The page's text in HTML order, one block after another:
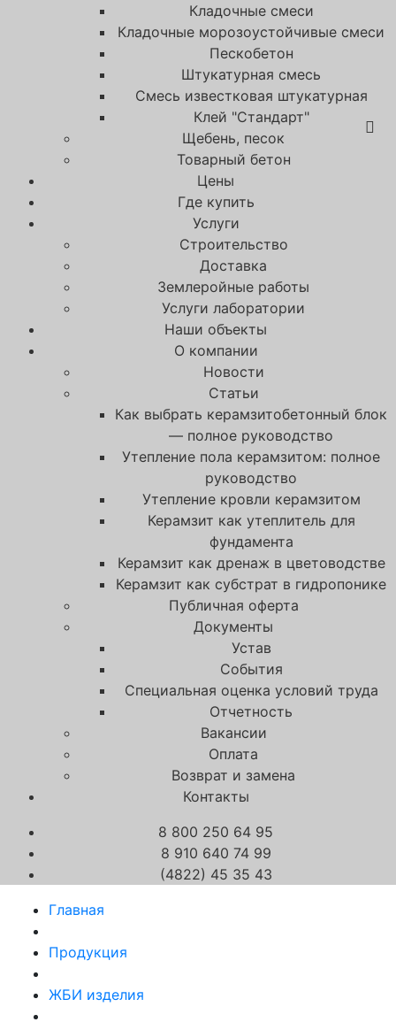
Кладочные смеси
Кладочные морозоустойчивые смеси
Пескобетон
Штукатурная смесь
Смесь известковая штукатурная
Клей "Стандарт"
Щебень, песок
Товарный бетон
Цены
Где купить
Услуги
Строительство
Доставка
Землеройные работы
Услуги лаборатории
Наши объекты
О компании
Новости
Статьи
Как выбрать керамзитобетонный блок
— полное руководство
Утепление пола керамзитом: полное
руководство
Утепление кровли керамзитом
Керамзит как утеплитель для
фундамента
Керамзит как дренаж в цветоводстве
Керамзит как субстрат в гидропонике
Публичная оферта
Документы
Устав
События
Специальная оценка условий труда
Отчетность
Вакансии
Оплата
Возврат и замена
Контакты
8 800 250 64 95
8 910 640 74 99
(4822) 45 35 43
Главная
Продукция
ЖБИ изделия